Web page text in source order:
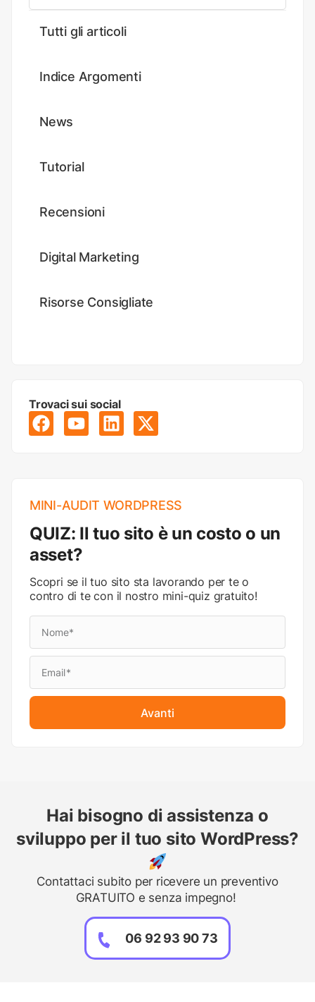
Tutti gli articoli
Indice Argomenti
News
Tutorial
Recensioni
Digital Marketing
Risorse Consigliate
Trovaci sui social
MINI-AUDIT WORDPRESS
QUIZ: Il tuo sito è un costo o un
asset?
Scopri se il tuo sito sta lavorando per te o
contro di te con il nostro mini-quiz gratuito!
Avanti
Hai bisogno di assistenza o
sviluppo per il tuo sito WordPress?
Contattaci subito per ricevere un preventivo
GRATUITO e senza impegno!
06 92 93 90 73